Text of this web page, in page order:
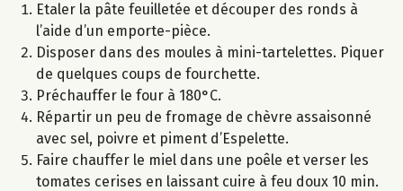
Etaler la pâte feuilletée et découper des ronds à
l’aide d’un emporte-pièce.
Disposer dans des moules à mini-tartelettes. Piquer
de quelques coups de fourchette.
Préchauffer le four à 180°C.
Répartir un peu de fromage de chèvre assaisonné
avec sel, poivre et piment d’Espelette.
Faire chauffer le miel dans une poêle et verser les
tomates cerises en laissant cuire à feu doux 10 min.